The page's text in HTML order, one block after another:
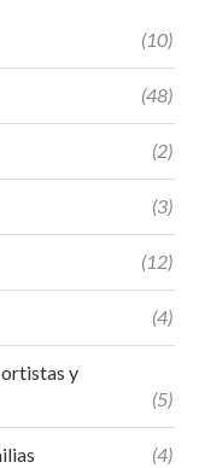
(10)
(48)
(2)
(3)
(12)
(4)
y
(5)
(4)